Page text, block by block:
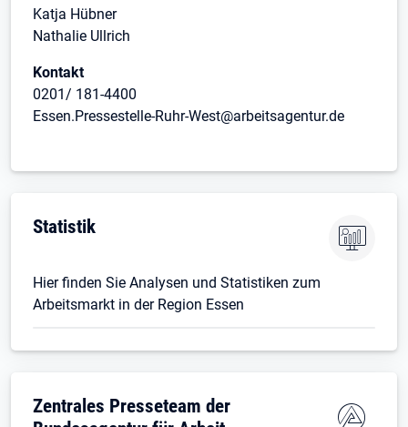
Katja Hübner
Nathalie Ullrich
Kontakt
0201/ 181-4400
Essen.Pressestelle-Ruhr-West@arbeitsagentur.de
Statistik
Hier finden Sie Analysen und Statistiken zum
Arbeitsmarkt in der Region Essen
Zentrales Presseteam der